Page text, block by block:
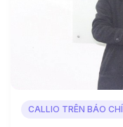
CALLIO TRÊN BÁO CHÍ